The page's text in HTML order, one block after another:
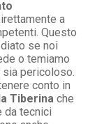
a
Questo
se noi
o temiamo
pericoloso.
conto in
Tiberina che
da tecnici